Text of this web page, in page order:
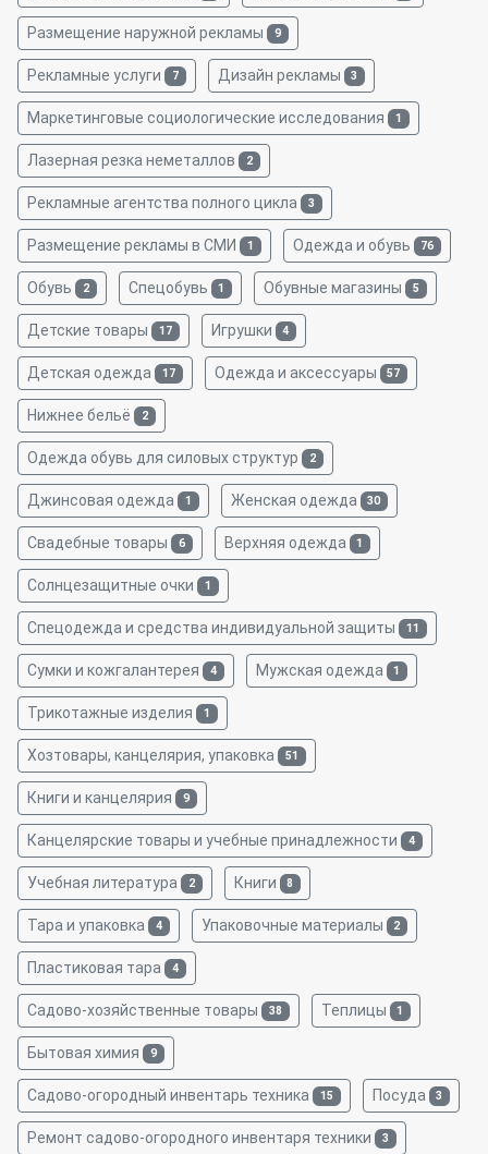
Размещение наружной рекламы 9
Рекламные услуги 7 Дизайн рекламы 3
Маркетинговые социологические исследования 1
Лазерная резка неметаллов 2
Рекламные агентства полного цикла 3
Размещение рекламы в СМИ 1 Одежда и обувь 76
Обувь 2 Спецобувь 1 Обувные магазины 5
Детские товары 17 Игрушки 4
Детская одежда 17 Одежда и аксессуары 57
Нижнее бельё 2
Одежда обувь для силовых структур 2
Джинсовая одежда 1 Женская одежда 30
Свадебные товары 6 Верхняя одежда 1
Солнцезащитные очки 1
Спецодежда и средства индивидуальной защиты 11
Сумки и кожгалантерея 4 Мужская одежда 1
Трикотажные изделия 1
Хозтовары, канцелярия, упаковка 51
Книги и канцелярия 9
Канцелярские товары и учебные принадлежности 4
Учебная литература 2 Книги 8
Тара и упаковка 4 Упаковочные материалы 2
Пластиковая тара 4
Садово-хозяйственные товары 38 Теплицы 1
Бытовая химия 9
Садово-огородный инвентарь техника 15 Посуда 3
Ремонт садово-огородного инвентаря техники 3